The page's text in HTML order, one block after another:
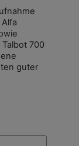
700
guter